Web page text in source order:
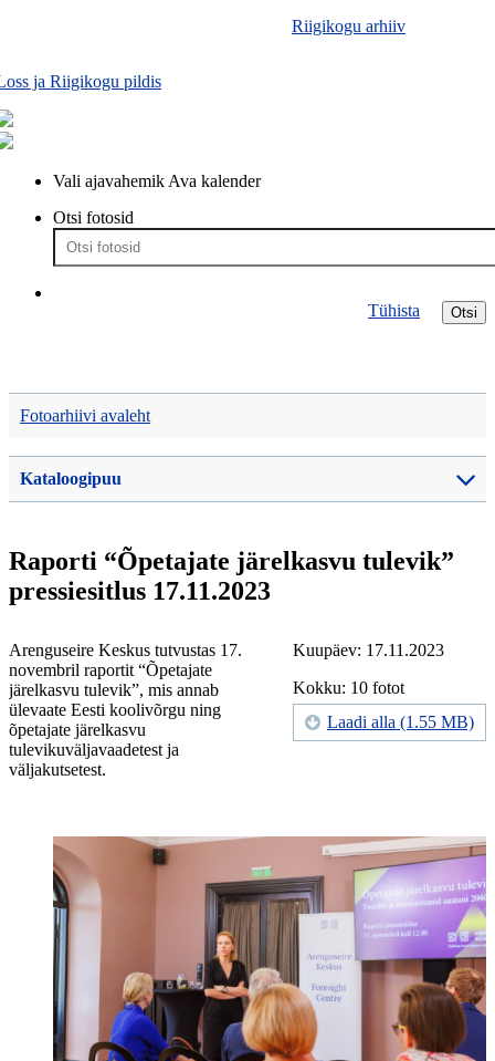
Riigikogu arhiiv
ja Riigikogu pildis
Vali ajavahemik Ava kalender
Otsi fotosid
Otsi
Tühista
Fotoarhiivi avaleht
Kataloogipuu
Raporti “Õpetajate järelkasvu tulevik”
pressiesitlus 17.11.2023
Kuupäev: 17.11.2023
Kokku: 10 fotot
Laadi alla (1.55 MB)
Arenguseire Keskus tutvustas 17.
novembril raportit “Õpetajate
järelkasvu tulevik”, mis annab
ülevaate Eesti koolivõrgu ning
õpetajate järelkasvu
tulevikuväljavaadetest ja
väljakutsetest.